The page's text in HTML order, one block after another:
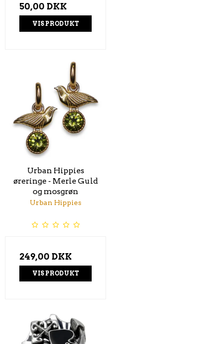
50,00 DKK
VIS PRODUKT
Urban Hippies
øreringe - Merle Guld
og mosgrøn
Urban Hippies
249,00 DKK
VIS PRODUKT